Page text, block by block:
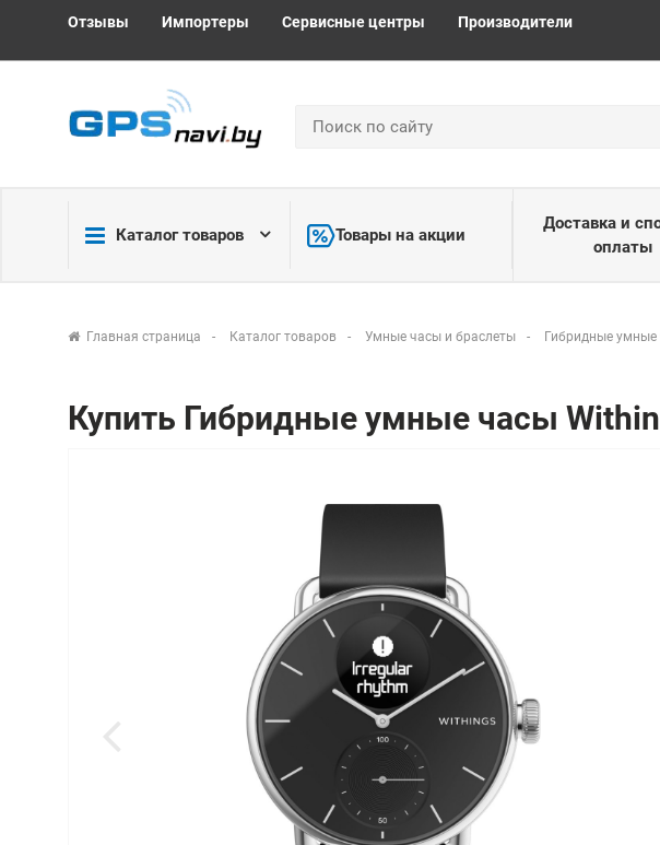
Отзывы Импортеры Сервисные центры Производители
Каталог товаров Товары на акции
Доставка и
оплаты
Главная страница Каталог товаров Умные часы и браслеты Гибридные
Купить Гибридные умные часы